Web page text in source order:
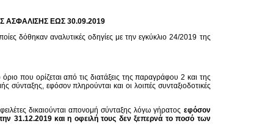
ΕΩΣ 30.09.2019
δόθηκαν αναλυτικές οδηγίες με την εγκύκλιο 24/2019 της
που ορίζεται από τις διατάξεις της παραγράφου 2 και της
εφόσον πληρούνται και οι λοιπές συνταξιοδοτικές
δικαιούνται απονομή σύνταξης λόγω γήρατος εφόσον
31.12.2019 και η οφειλή τους δεν ξεπερνά το ποσό των